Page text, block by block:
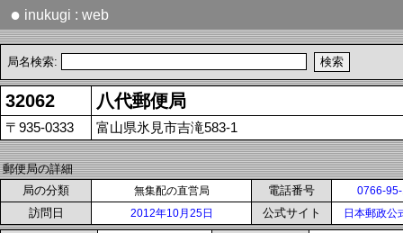
● inukugi : web
局名検索:
32062 八代郵便局
〒935-0333 富山県氷見市吉滝583-1
郵便局の詳細
局の分類
無集配の直営局 電話番号 0766-
訪問日 2012年10月25日 公式サイト 日本郵政公